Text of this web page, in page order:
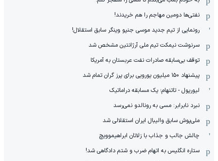
نفتی‌ها دومین مهاجم را هم خریدند!
رونمایی از تیم جدید موسی جنپو وینگر سابق استقلال!
سرنوشت نیمکت تیم ملی آرژانتین مشخص شد
توقف بی‌سابقه صادرات نفت عربستان به آمریکا
پیشنهاد ۱۵۰ میلیون یورویی برای پرز گران تمام شد
لیورپول - تاتنهام؛ یک مسابقه دراماتیک
نبرد نابرابر: مسی به رونالدو نمی‌رسد
ملی‌پوش سابق والیبال ایران استقلالی شد
چالش جالب و جذاب با زلاتان ابراهیموویچ
ستاره انگلیس به اتهام ضرب و شتم دادگاهی شد!